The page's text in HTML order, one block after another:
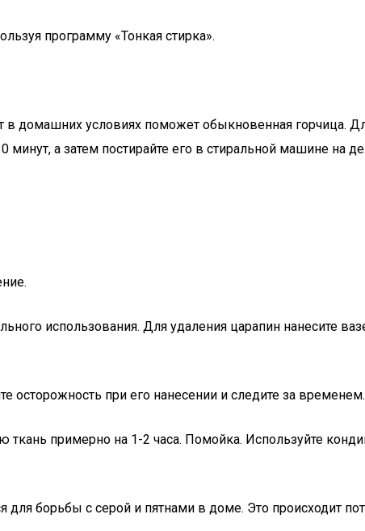
программу «Тонкая стирка».
в домашних условиях поможет обыкновенная горчица.
а затем постирайте его в стиральной машине на
использования. Для удаления царапин нанесите
осторожность при его нанесении и следите за временем.
примерно на 1-2 часа. Помойка. Используйте
для борьбы с серой и пятнами в доме. Это происходит